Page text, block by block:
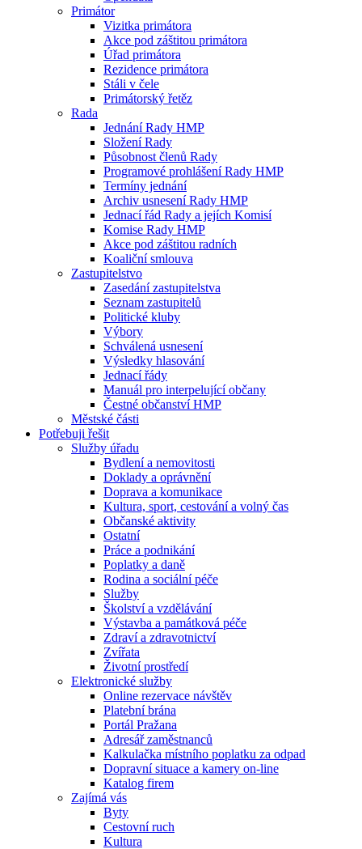
Primátor
Vizitka primátora
Akce pod záštitou primátora
Úřad primátora
Rezidence primátora
Stáli v čele
Primátorský řetěz
Rada
Jednání Rady HMP
Složení Rady
Působnost členů Rady
Programové prohlášení Rady HMP
Termíny jednání
Archiv usnesení Rady HMP
Jednací řád Rady a jejích Komisí
Komise Rady HMP
Akce pod záštitou radních
Koaliční smlouva
Zastupitelstvo
Zasedání zastupitelstva
Seznam zastupitelů
Politické kluby
Výbory
Schválená usnesení
Výsledky hlasování
Jednací řády
Manuál pro interpelující občany
Čestné občanství HMP
Městské části
Potřebuji řešit
Služby úřadu
Bydlení a nemovitosti
Doklady a oprávnění
Doprava a komunikace
Kultura, sport, cestování a volný čas
Občanské aktivity
Ostatní
Práce a podnikání
Poplatky a daně
Rodina a sociální péče
Služby
Školství a vzdělávání
Výstavba a památková péče
Zdraví a zdravotnictví
Zvířata
Životní prostředí
Elektronické služby
Online rezervace návštěv
Platební brána
Portál Pražana
Adresář zaměstnanců
Kalkulačka místního poplatku za odpad
Dopravní situace a kamery on-line
Katalog firem
Zajímá vás
Byty
Cestovní ruch
Kultura